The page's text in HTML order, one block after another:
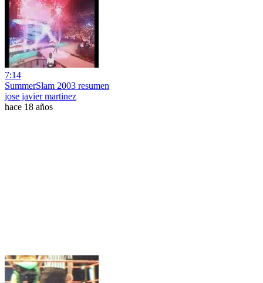
7:14
SummerSlam 2003 resumen
jose javier martinez
hace 18 años